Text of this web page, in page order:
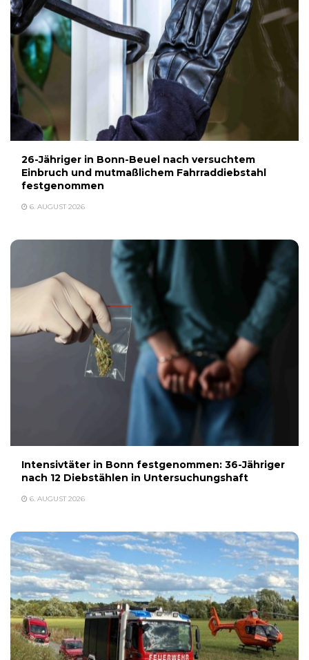
26-Jähriger in Bonn-Beuel nach versuchtem
Einbruch und mutmaßlichem Fahrraddiebstahl
festgenommen
6. AUGUST 2026
Intensivtäter in Bonn festgenommen: 36-Jähriger
nach 12 Diebstählen in Untersuchungshaft
6. AUGUST 2026